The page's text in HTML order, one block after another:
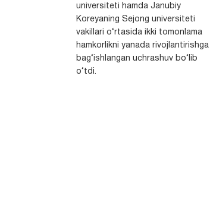
universiteti hamda Janubiy
Koreyaning Sejong universiteti
vakillari o‘rtasida ikki tomonlama
hamkorlikni yanada rivojlantirishga
bag‘ishlangan uchrashuv bo‘lib
o‘tdi.